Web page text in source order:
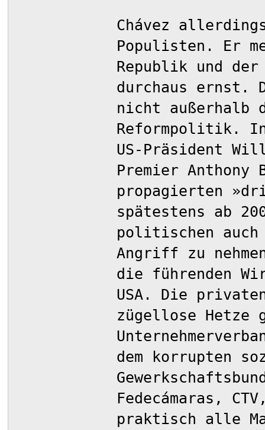
Chávez
Populisten. Er
Republik und der
durchaus ernst.
nicht außerhalb
Reformpolitik.
US-Präsident
Premier
propagierten
spätestens ab
politischen auch
Angriff zu
die führenden
USA. Die
zügellose Hetze
dem korrupten
Fedecámaras,
praktisch alle